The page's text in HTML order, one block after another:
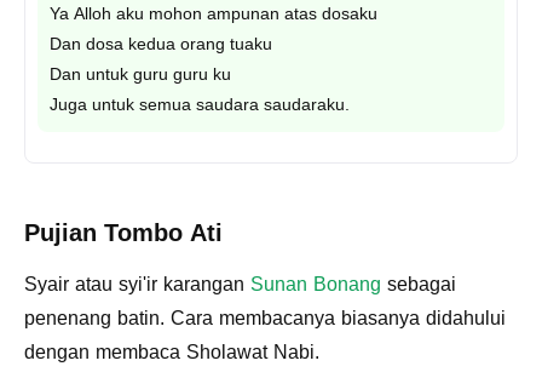
Ya Alloh aku mohon ampunan atas dosaku
Dan dosa kedua orang tuaku
Dan untuk guru guru ku
Juga untuk semua saudara saudaraku.
Pujian Tombo Ati
Syair atau syi'ir karangan Sunan Bonang sebagai
penenang batin. Cara membacanya biasanya didahului
dengan membaca Sholawat Nabi.